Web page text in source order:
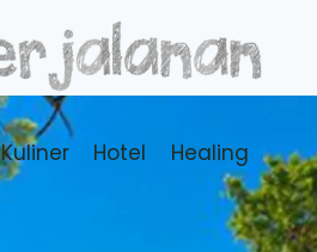
Kuliner Hotel Healing